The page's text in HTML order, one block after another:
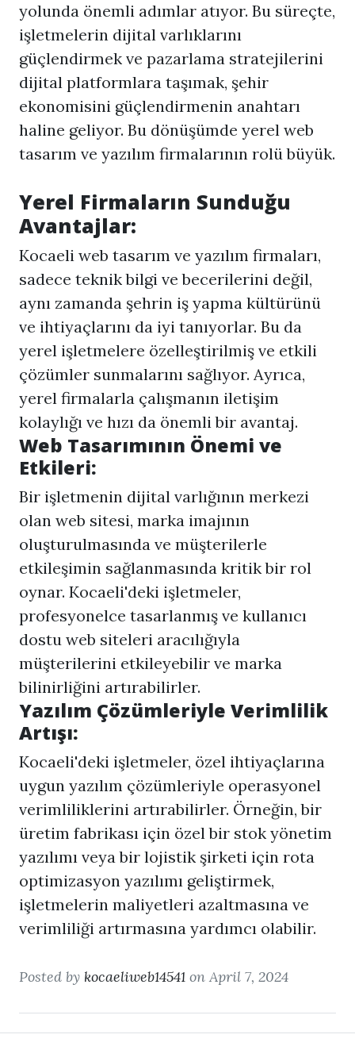
yolunda önemli adımlar atıyor. Bu süreçte,
işletmelerin dijital varlıklarını
güçlendirmek ve pazarlama stratejilerini
dijital platformlara taşımak, şehir
ekonomisini güçlendirmenin anahtarı
haline geliyor. Bu dönüşümde yerel web
tasarım ve yazılım firmalarının rolü büyük.
Yerel Firmaların Sunduğu
Avantajlar:
Kocaeli web tasarım ve yazılım firmaları,
sadece teknik bilgi ve becerilerini değil,
aynı zamanda şehrin iş yapma kültürünü
ve ihtiyaçlarını da iyi tanıyorlar. Bu da
yerel işletmelere özelleştirilmiş ve etkili
çözümler sunmalarını sağlıyor. Ayrıca,
yerel firmalarla çalışmanın iletişim
kolaylığı ve hızı da önemli bir avantaj.
Web Tasarımının Önemi ve
Etkileri:
Bir işletmenin dijital varlığının merkezi
olan web sitesi, marka imajının
oluşturulmasında ve müşterilerle
etkileşimin sağlanmasında kritik bir rol
oynar. Kocaeli'deki işletmeler,
profesyonelce tasarlanmış ve kullanıcı
dostu web siteleri aracılığıyla
müşterilerini etkileyebilir ve marka
bilinirliğini artırabilirler.
Yazılım Çözümleriyle Verimlilik
Artışı:
Kocaeli'deki işletmeler, özel ihtiyaçlarına
uygun yazılım çözümleriyle operasyonel
verimliliklerini artırabilirler. Örneğin, bir
üretim fabrikası için özel bir stok yönetim
yazılımı veya bir lojistik şirketi için rota
optimizasyon yazılımı geliştirmek,
işletmelerin maliyetleri azaltmasına ve
verimliliği artırmasına yardımcı olabilir.
Posted by kocaeliweb14541 on April 7, 2024